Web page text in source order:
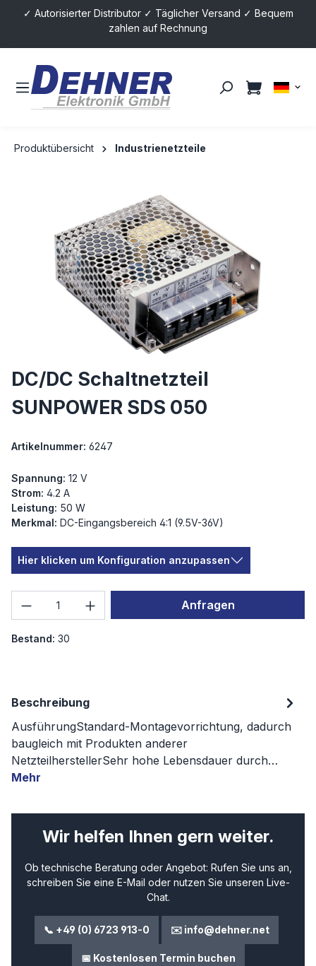
springen
✓ Autorisierter Distributor ✓ Täglicher Versand ✓ Bequem
zahlen auf Rechnung
Produktübersicht Industrienetzteile
Bildergalerie überspringen
DC/DC Schaltnetzteil
SUNPOWER SDS 050
Artikelnummer: 6247
Spannung: 12 V
Strom: 4.2 A
Leistung: 50 W
Merkmal: DC-Eingangsbereich 4:1 (9.5V-36V)
Hier klicken um Konfiguration anzupassen
Produkt Anzahl: Gib den gewünschten
Anfragen
Bestand: 30
Beschreibung
AusführungStandard-Montagevorrichtung, dadurch
baugleich mit Produkten anderer
NetzteilherstellerSehr hohe Lebensdauer durch…
Mehr
Wir helfen Ihnen gern weiter.
Ob technische Beratung oder Angebot: Rufen Sie uns an,
schreiben Sie eine E-Mail oder nutzen Sie unseren Live-
Chat.
📞 +49 (0) 6723 913-0 ✉️ info@dehner.net
📅 Kostenlosen Termin buchen